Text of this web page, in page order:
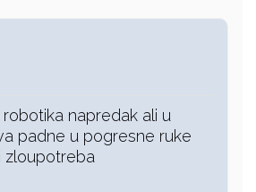
napredak ali u
padne u pogresne ruke
zloupotreba